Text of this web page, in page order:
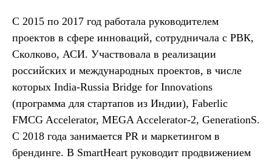
С 2015 по 2017 год работала руководителем
проектов в сфере инноваций, сотрудничала с РВК,
Сколково, АСИ. Участвовала в реализации
российских и международных проектов, в числе
которых India-Russia Bridge for Innovations
(программа для стартапов из Индии), Faberlic
FMCG Accelerator, MEGA Accelerator-2, GenerationS.
С 2018 года занимается PR и маркетингом в
брендинге. В SmartHeart руководит продвижением